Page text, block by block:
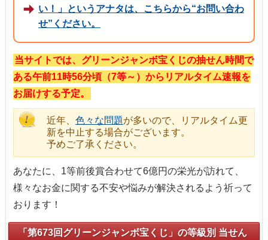
い！」というアナタは、こちらから“お問い合わ
せ”ください。
当サイトでは、グリーンジャンボ宝くじの抽せん時間で
ある午前11時56分頃（7等～）からリアルタイム速報を
お届けする予定。
近年、 色々な問題が多いので、リアルタイム更
新を中止する場合がございます。
予めご了承ください。
あなたに、1等前後賞合わせて6億円の栄光が訪れて、
様々なお金に関する不安や悩みが解決されるよう祈って
おります！
「第673回グリーンジャンボ宝くじ」の等級別 当せん